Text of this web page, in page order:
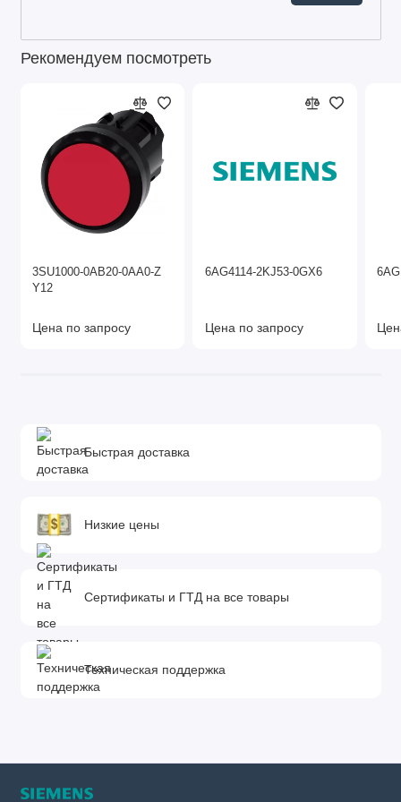
Рекомендуем посмотреть
3SU1000-0AB20-0AA0-Z
Y12
Цена по запросу
6AG4114-2KJ53-0GX6
Цена по запросу
Быстрая доставка
Низкие цены
Сертификаты и ГТД на все товары
Техническая поддержка